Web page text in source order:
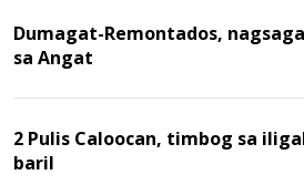
Dumagat-Remontados,
sa Angat
2 Pulis Caloocan, timbog sa
baril